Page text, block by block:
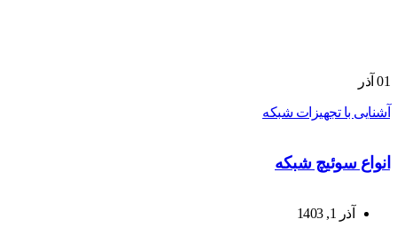
01 آذر
آشنایی با تجهیزات شبکه
انواع سوئیچ شبکه
آذر 1, 1403